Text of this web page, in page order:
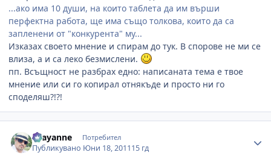
...ако има 10 души, на които таблета да им върши
перфектна работа, ще има също толкова, които да са
запленени от "конкурента" му...
Изказах своето мнение и спирам до тук. В спорове не ми се
влиза, а и са леко безмислени.
пп. Всъщност не разбрах едно: написаната тема е твое
мнение или си го копирал отнякъде и просто ни го
споделяш?!?!
chayanne Потребител
Публикувано Юни 18, 201115 гд